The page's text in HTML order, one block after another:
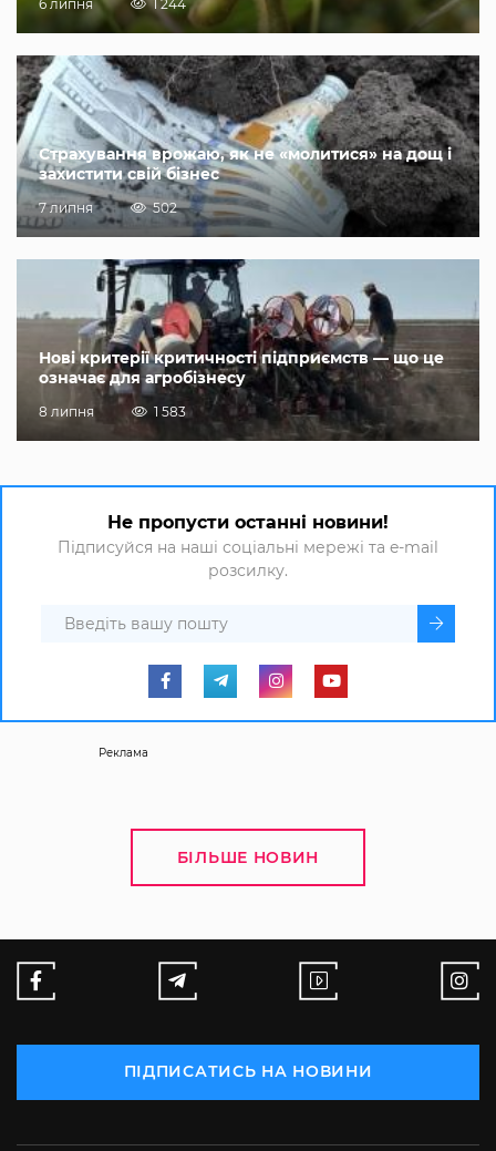
6 липня 1 244
Страхування врожаю, як не «молитися» на дощ і
захистити свій бізнес
7 липня 502
Нові критерії критичності підприємств — що це
означає для агробізнесу
8 липня 1 583
Не пропусти останні новини!
Підписуйся на наші соціальні мережі та e-mail
розсилку.
Реклама
БІЛЬШЕ НОВИН
ПІДПИСАТИСЬ НА НОВИНИ